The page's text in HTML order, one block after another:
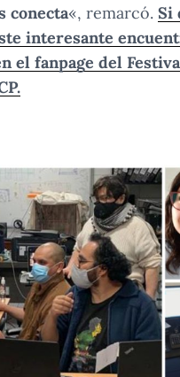
conecta«, remarcó. Si
interesante
el fanpage del